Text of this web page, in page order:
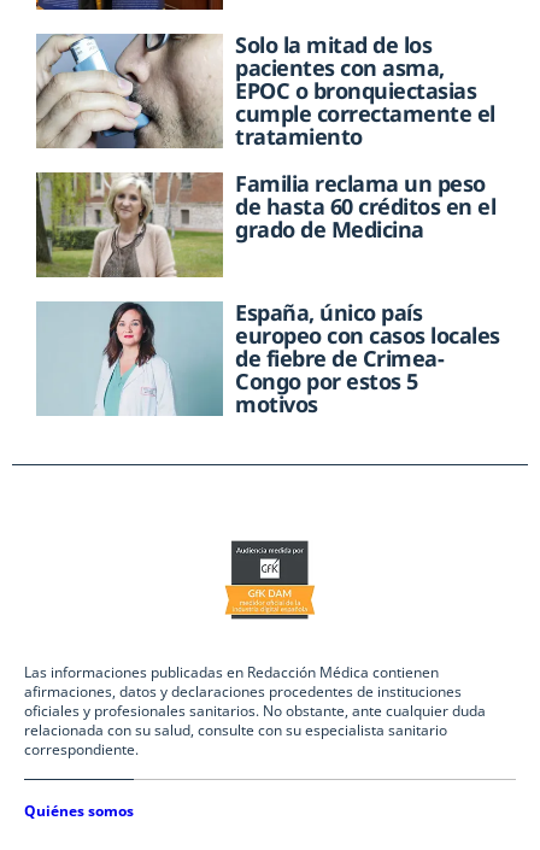
Solo la mitad de los
pacientes con asma,
EPOC o bronquiectasias
cumple correctamente el
tratamiento
Familia reclama un peso
de hasta 60 créditos en el
grado de Medicina
España, único país
europeo con casos locales
de fiebre de Crimea-
Congo por estos 5
motivos
Las informaciones publicadas en Redacción Médica contienen
afirmaciones, datos y declaraciones procedentes de instituciones
oficiales y profesionales sanitarios. No obstante, ante cualquier duda
relacionada con su salud, consulte con su especialista sanitario
correspondiente.
Quiénes somos